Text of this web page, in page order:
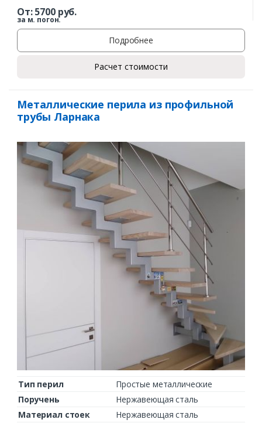
От:5700руб.
за м. погон.
Подробнее
Расчет стоимости
Металлические перила из профильной
трубы Ларнака
Тип перил
Простые металлические
Поручень
Нержавеющая сталь
Материал стоек
Нержавеющая сталь